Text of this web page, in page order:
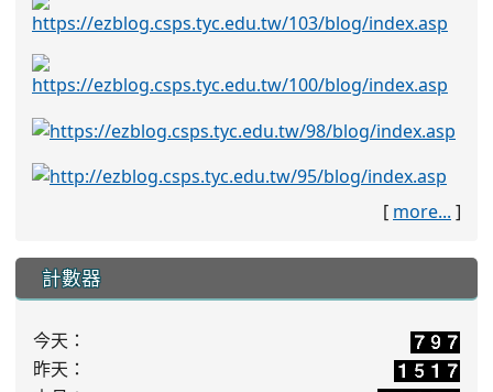
[ more... ]
計數器
今天：
昨天：